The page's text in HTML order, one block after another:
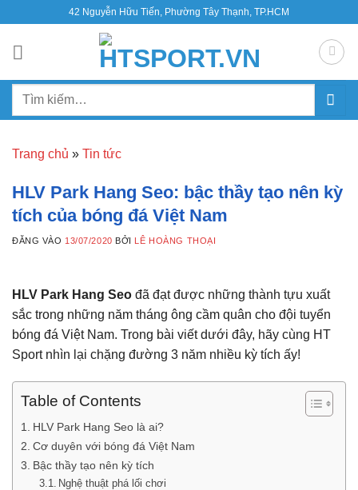
nội
42 Nguyễn Hữu Tiến, Phường Tây Thạnh, TP.HCM
Tìm
Trang chủ » Tin tức
HLV Park Hang Seo: bậc thầy tạo nên kỳ
tích của bóng đá Việt Nam
ĐĂNG VÀO 13/07/2020 BỞI LÊ HOÀNG THOẠI
HLV Park Hang Seo đã đạt được những thành tựu xuất
sắc trong những năm tháng ông cầm quân cho đội tuyển
bóng đá Việt Nam. Trong bài viết dưới đây, hãy cùng HT
Sport nhìn lại chặng đường 3 năm nhiều kỳ tích ấy!
Table of Contents
HLV Park Hang Seo là ai?
Cơ duyên với bóng đá Việt Nam
Bậc thầy tạo nên kỳ tích
Nghệ thuật phá lối chơi